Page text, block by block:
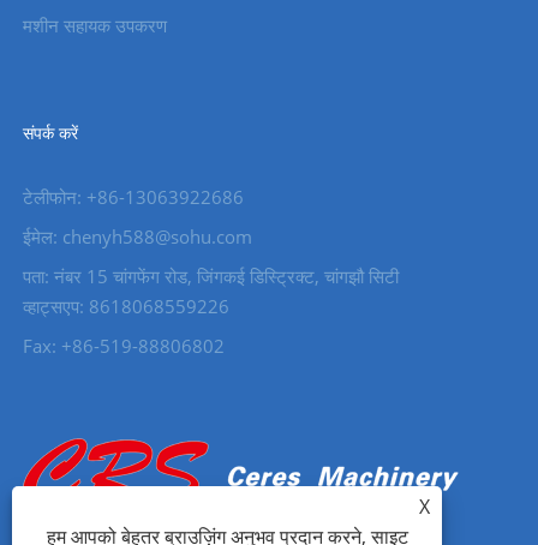
मशीन सहायक उपकरण
संपर्क करें
टेलीफोन: +86-13063922686
ईमेल: chenyh588@sohu.com
पता: नंबर 15 चांगफेंग रोड, जिंगकई डिस्ट्रिक्ट, चांगझौ सिटी
व्हाट्सएप: 8618068559226
Fax: +86-519-88806802
X
हम आपको बेहतर ब्राउज़िंग अनुभव प्रदान करने, साइट